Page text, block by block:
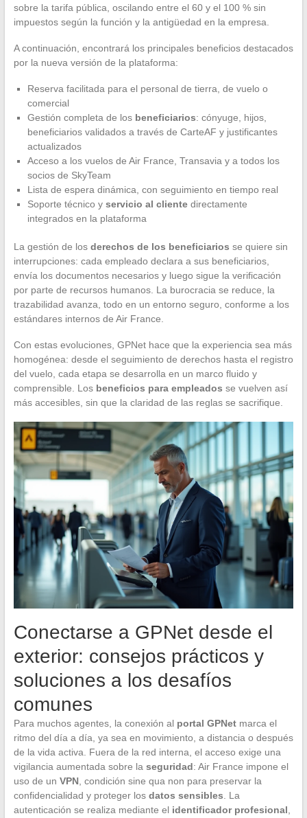
sobre la tarifa pública, oscilando entre el 60 y el 100 % sin
impuestos según la función y la antigüedad en la empresa.
A continuación, encontrará los principales beneficios destacados
por la nueva versión de la plataforma:
Reserva facilitada para el personal de tierra, de vuelo o
comercial
Gestión completa de los beneficiarios: cónyuge, hijos,
beneficiarios validados a través de CarteAF y justificantes
actualizados
Acceso a los vuelos de Air France, Transavia y a todos los
socios de SkyTeam
Lista de espera dinámica, con seguimiento en tiempo real
Soporte técnico y servicio al clientedirectamente
integrados en la plataforma
La gestión de los derechos de los beneficiarios se quiere sin
interrupciones: cada empleado declara a sus beneficiarios,
envía los documentos necesarios y luego sigue la verificación
por parte de recursos humanos. La burocracia se reduce, la
trazabilidad avanza, todo en un entorno seguro, conforme a los
estándares internos de Air France.
Con estas evoluciones, GPNet hace que la experiencia sea más
homogénea: desde el seguimiento de derechos hasta el registro
del vuelo, cada etapa se desarrolla en un marco fluido y
comprensible. Los beneficios para empleados se vuelven así
más accesibles, sin que la claridad de las reglas se sacrifique.
Conectarse a GPNet desde el
exterior: consejos prácticos y
soluciones a los desafíos
comunes
Para muchos agentes, la conexión al portal GPNetmarca el
ritmo del día a día, ya sea en movimiento, a distancia o después
de la vida activa. Fuera de la red interna, el acceso exige una
vigilancia aumentada sobre la seguridad: Air France impone el
uso de un VPN, condición sine qua non para preservar la
confidencialidad y proteger los datos sensibles . La
autenticación se realiza mediante el identificador profesional